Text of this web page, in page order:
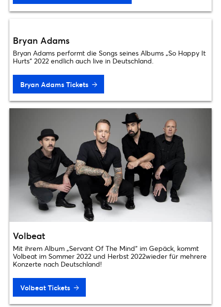
Bryan Adams
Bryan Adams performt die Songs seines Albums „So Happy It
Hurts“ 2022 endlich auch live in Deutschland.
Bryan Adams Tickets
Volbeat
Mit ihrem Album „Servant Of The Mind“ im Gepäck, kommt
Volbeat im Sommer 2022 und Herbst 2022wieder für mehrere
Konzerte nach Deutschland!
Volbeat Tickets